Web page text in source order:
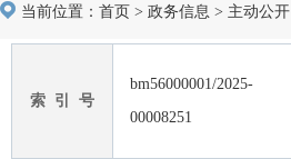
当前位置： 首页 > 政务信息 > 主动公开
索 引 号
bm56000001/2025-
00008251